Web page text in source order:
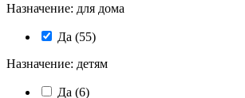
Назначение: для дома
Да (55)
Назначение: детям
Да (6)